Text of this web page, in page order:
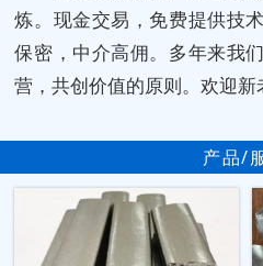
炼。现金交易，免费提供技
保密，中介高佣。多年来我
营，共创价值的原则。欢迎新
产品/